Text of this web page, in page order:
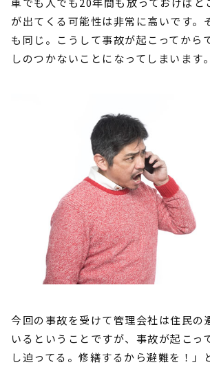
が出てくる可能性は非常に高いです。
も同じ。こうして事故が起こってから
しのつかないことになってしまいます。
今回の事故を受けて管理会社は住民の
いるということですが、事故が起こっ
し迫ってる。修繕するから避難を！」